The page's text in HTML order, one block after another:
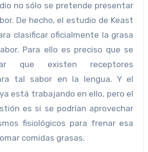
no sólo se pretende presentar
De hecho, el estudio de Keast
clasificar oficialmente la grasa
Para ello es preciso que se
que existen receptores
tal sabor en la lengua. Y el
está trabajando en ello, pero el
es si se podrían aprovechar
fisiológicos para frenar esa
comidas grasas.